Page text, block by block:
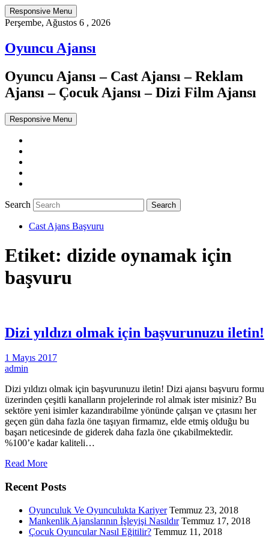
Responsive Menu
Perşembe, Ağustos 6 , 2026
Oyuncu Ajansı
Oyuncu Ajansı – Cast Ajansı – Reklam
Ajansı – Çocuk Ajansı – Dizi Film Ajansı
Responsive Menu
Search
Cast Ajans Başvuru
Etiket: dizide oynamak için
başvuru
Dizi yıldızı olmak için başvurunuzu iletin!
1 Mayıs 2017
admin
Dizi yıldızı olmak için başvurunuzu iletin! Dizi ajansı başvuru formu
üzerinden çeşitli kanalların projelerinde rol almak ister misiniz? Bu
sektöre yeni isimler kazandırabilme yönünde çalışan ve çıtasını her
geçen gün daha fazla öne taşıyan firmamız, elde etmiş olduğu bu
başarı neticesinde de giderek daha fazla öne çıkabilmektedir.
%100’e kadar kaliteli…
Read More
Recent Posts
Oyunculuk Ve Oyunculukta Kariyer Temmuz 23, 2018
Mankenlik Ajanslarının İşleyişi Nasıldır Temmuz 17, 2018
Çocuk Oyuncular Nasıl Eğitilir? Temmuz 11, 2018